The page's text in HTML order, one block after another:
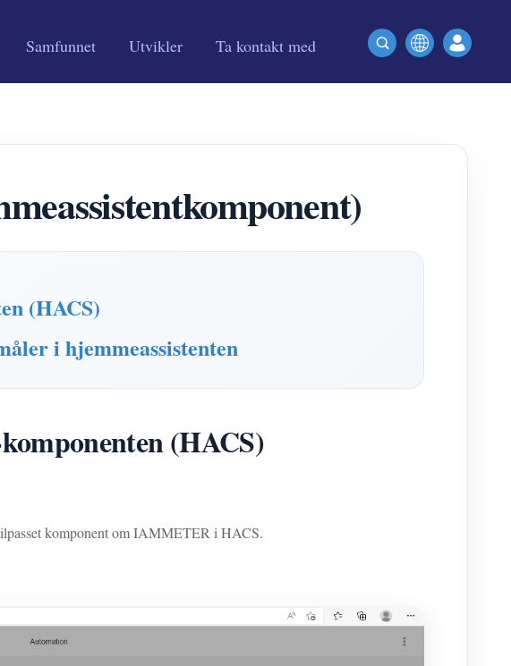
Samfunnet Utvikler Ta kontakt med
(HACS)
i hjemmeassistenten
(HACS)
komponent om IAMMETER i HACS.